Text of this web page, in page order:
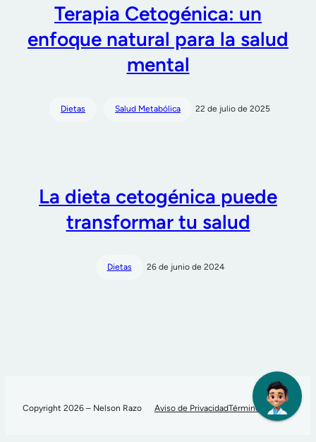
Terapia Cetogénica: un
enfoque natural para la salud
mental
Dietas Salud Metabólica 22 de julio de 2025
La dieta cetogénica puede
transformar tu salud
Dietas 26 de junio de 2024
Copyright 2026 – Nelson Razo Aviso de PrivacidadTérminos de Uso